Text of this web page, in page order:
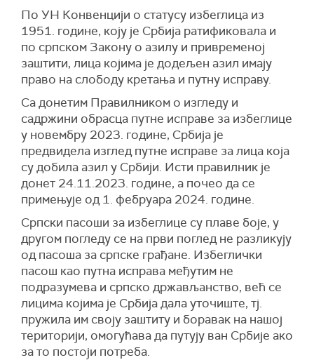
По УН Конвенцији о статусу избеглица из
1951. године, коју је Србија ратификовала и
по српском Закону о азилу и привременој
заштити, лица којима је додељен азил имају
право на слободу кретања и путну исправу.
Са донетим Правилником о изгледу и
садржини обрасца путне исправе за избеглице
у новембру 2023. године, Србија је
предвидела изглед путне исправе за лица која
су добила азил у Србији. Исти правилник је
донет 24.11.2023. године, а почео да се
примењује од 1. фебруара 2024. године.
Српски пасоши за избеглице су плаве боје, у
другом погледу се на први поглед не разликују
од пасоша за српске грађане. Избеглички
пасош као путна исправа међутим не
подразумева и српско држављанство, већ се
лицима којима је Србија дала уточиште, тј.
пружила им своју заштиту и боравак на нашој
територији, омогућава да путују ван Србије ако
за то постоји потреба.